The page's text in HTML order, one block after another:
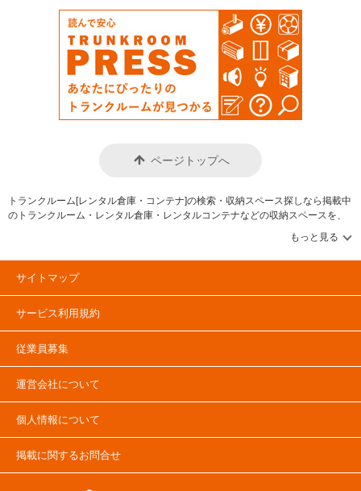
ページトップへ
トランクルーム[レンタル倉庫・コンテナ]の検索・収納スペース探しなら掲載中
のトランクルーム・レンタル倉庫・レンタルコンテナなどの収納スペースを、
出し入れ可能などの希望条件で絞込み！豊富な物件数から様々な方法でご希望
の収納スペースを簡単に探せるトランクルーム情報サイトです。気になるトラ
ンクルームを見つけたら、メールか電話でお問合せが可能です（無料）。
サイトマップ
サービス利用規約
従業員募集
運営会社について
個人情報について
掲載に関するお問合せ